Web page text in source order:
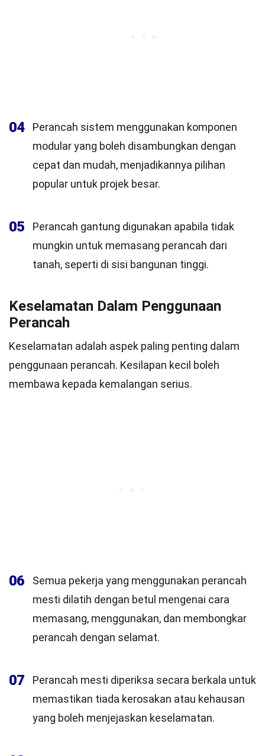
04
Perancah sistem menggunakan komponen
modular yang boleh disambungkan dengan
cepat dan mudah, menjadikannya pilihan
popular untuk projek besar.
05
Perancah gantung digunakan apabila tidak
mungkin untuk memasang perancah dari
tanah, seperti di sisi bangunan tinggi.
Keselamatan Dalam Penggunaan
Perancah
Keselamatan adalah aspek paling penting dalam
penggunaan perancah. Kesilapan kecil boleh
membawa kepada kemalangan serius.
06
Semua pekerja yang menggunakan perancah
mesti dilatih dengan betul mengenai cara
memasang, menggunakan, dan membongkar
perancah dengan selamat.
07
Perancah mesti diperiksa secara berkala untuk
memastikan tiada kerosakan atau kehausan
yang boleh menjejaskan keselamatan.